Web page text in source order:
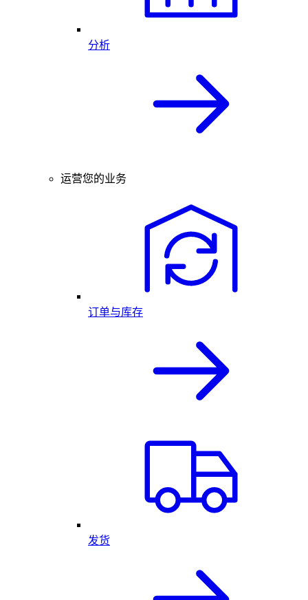
分析
运营您的业务
订单与库存
发货